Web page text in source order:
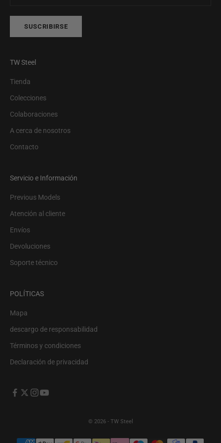
SUSCRIBIRSE
TW Steel
Tienda
Colecciones
Colaboraciones
A cerca de nosotros
Contacto
Servicio e Información
Previous Models
Atención al cliente
Envíos
Devoluciones
Soporte técnico
POLÍTICAS
Mapa
descargo de responsabilidad
Términos y condiciones
Declaración de privacidad
© 2026 - TW Steel